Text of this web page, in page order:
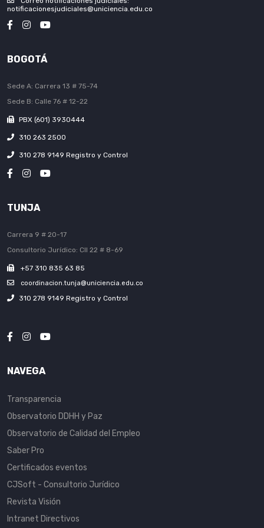
notificacionesjudiciales@uniciencia.edu.co
BOGOTÁ
Sede A: Carrera 13 # 75-74
Sede B: Calle 76 # 12-22
PBX (601) 3930444
310 263 2500
310 278 9149 Registro y Control
TUNJA
Carrera 9 # 20-17
Consultorio Jurídico: Cll 22 # 8-69
+57 310 835 63 85
coordinacion.tunja@uniciencia.edu.co
310 278 9149 Registro y Control
NAVEGA
Transparencia
Observatorio DDHH y Paz
Observatorio de Calidad del Empleo
Saber Pro
Certificados eventos
CJSoft - Consultorio Jurídico
Revista Visión
Intranet Directivos